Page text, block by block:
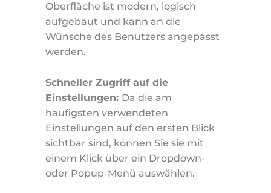
Oberfläche ist modern, logisch
aufgebaut und kann an die
Wünsche des Benutzers angepasst
werden.
Schneller Zugriff auf die
Einstellungen: Da die am
häufigsten verwendeten
Einstellungen auf den ersten Blick
sichtbar sind, können Sie sie mit
einem Klick über ein Dropdown-
oder Popup-Menü auswählen.